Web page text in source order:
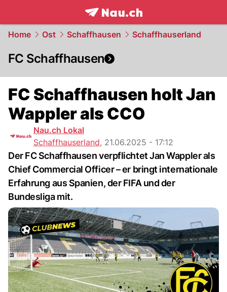
frontpage.NAU.ch
Home Ost Schaffhausen Schaffhauserland
FC Schaffhausen
FC Schaffhausen holt Jan
Wappler als CCO
Nau.ch Lokal
Schaffhauserland, 21.06.2025 - 17:12
Der FC Schaffhausen verpflichtet Jan Wappler als
Chief Commercial Officer – er bringt internationale
Erfahrung aus Spanien, der FIFA und der
Bundesliga mit.